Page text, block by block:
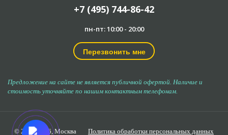
+7 (495) 744-86-42
пн-пт: 10:00 - 20:00
Перезвонить мне
Предложение на сайте не является публичной офертой. Наличие и
стоимость уточняйте по нашим контактным телефонам.
© 2006-2026,Москва Политика обработки персональных данных